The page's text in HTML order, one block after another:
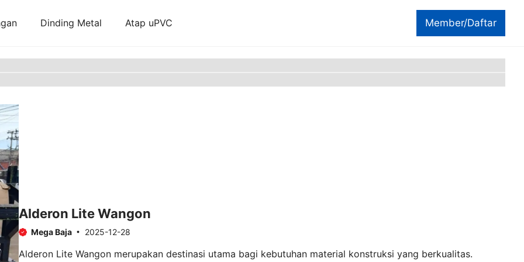
Member/Daftar
Dinding Metal Atap uPVC
Alderon Lite Wangon
Mega Baja 2025-12-28
Alderon Lite Wangon merupakan destinasi utama bagi kebutuhan material konstruksi yang berkualitas.